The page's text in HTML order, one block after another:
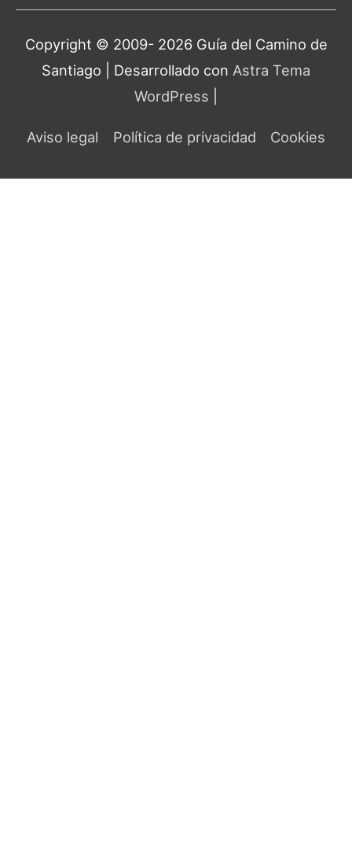
Copyright © 2009- 2026 Guía del Camino de
Santiago | Desarrollado con Astra Tema
WordPress
Aviso legal Política de privacidad Cookies